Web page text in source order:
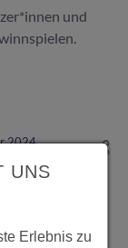
und
2024
UNS
Erlebnis zu